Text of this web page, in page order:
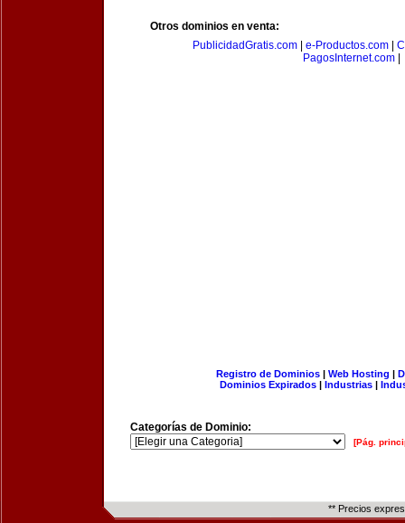
Otros dominios en venta:
PublicidadGratis.com
e-Productos.com
PagosInternet.com
Registro de Dominios| Web Hosting |
Dominios Expirados | Industrias |
Categorías de Dominio:
[Pág.
** Precios